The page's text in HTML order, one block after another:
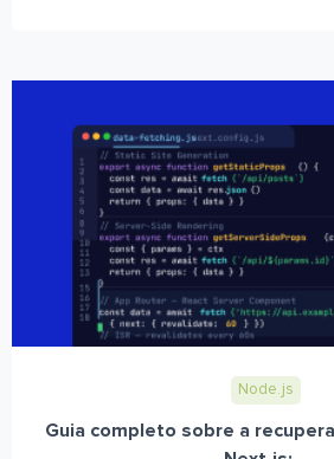
Node.js
Guia completo sobre a